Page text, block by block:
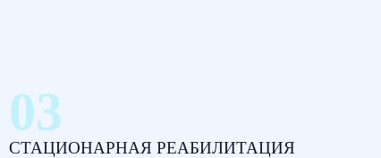
СТАЦИОНАРНАЯ РЕАБИЛИТАЦИЯ